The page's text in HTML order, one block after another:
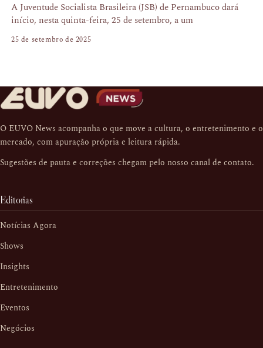
A Juventude Socialista Brasileira (JSB) de Pernambuco dará
início, nesta quinta-feira, 25 de setembro, a um
25 de setembro de 2025
O EUVO News acompanha o que move a cultura, o entretenimento e o
mercado, com apuração própria e leitura rápida.
Sugestões de pauta e correções chegam pelo nosso canal de contato.
Editorias
Notícias Agora
Shows
Insights
Entretenimento
Eventos
Negócios